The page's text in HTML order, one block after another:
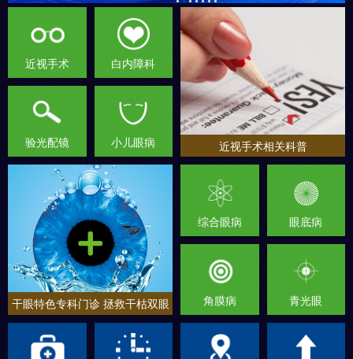
近视手术相关科普
近视手术 白内障科
验光配镜 小儿眼病
干眼特色专科门诊 拯救干枯双眼
综合眼病 眼底病
角膜病 青光眼